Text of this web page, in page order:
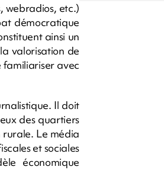
webradios, etc.)
démocratique
ainsi un
valorisation de
avec
Il doit
des quartiers
rurale. Le média
et sociales
économique